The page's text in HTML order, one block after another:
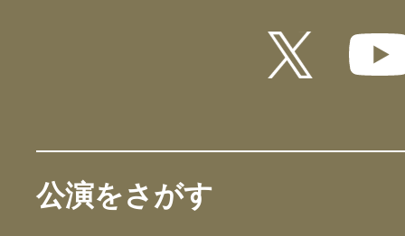
公演をさがす